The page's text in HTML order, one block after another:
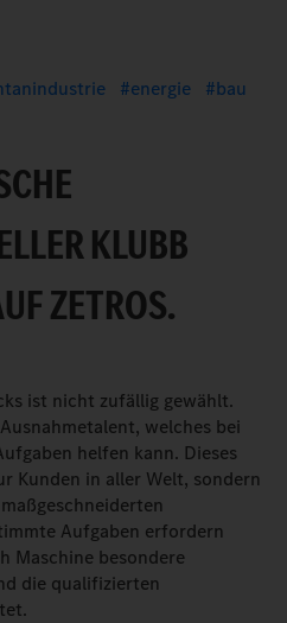
energie bau
KLUBB
ZETROS.
ist nicht zufällig gewählt.
welches bei
helfen kann. Dieses
Kunden in aller Welt, sondern
Aufgaben erfordern
Maschine besondere
die qualifizierten